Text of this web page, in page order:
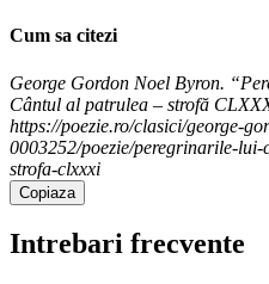
Cum sa citezi
George Gordon Noel Byron.
Cântul al patrulea – strofă
https://poezie.ro/clasici/george-
0003252/poezie/peregrinarile-
strofa-clxxxi
Copiaza
Intrebari frecvente